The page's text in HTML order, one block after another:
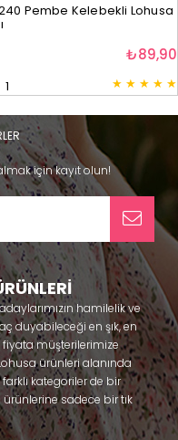
Pembe Kelebekli Lohusa
★ ★ ★ ★ ★
1
₺89,90
için kayıt olun!
hamilelik ve
duyabileceği en şık, en
müşterilerimize
ürünleri alanında
kategoriler de bir
sadece bir tık
hem doğum sonrası
huzur içinde